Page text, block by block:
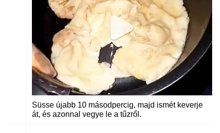
Süsse újabb 10 másodpercig, majd ismét keverje
át, és azonnal vegye le a tűzről.